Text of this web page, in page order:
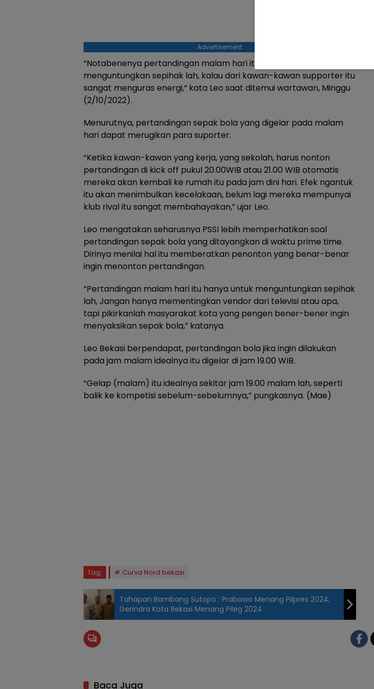
Advertisement
“Notabenenya pertandingan malam hari itu hanya untuk
menguntungkan sepihak lah, kalau dari kawan-kawan supporter itu
sangat menguras energi,“ kata Leo saat ditemui wartawan, Minggu
(2/10/2022).
Menurutnya, pertandingan sepak bola yang digelar pada malam
hari dapat merugikan para suporter.
“Ketika kawan-kawan yang kerja, yang sekolah, harus nonton
pertandingan di kick off pukul 20.00WIB atau 21.00 WIB otomatis
mereka akan kembali ke rumah itu pada jam dini hari. Efek ngantuk
itu akan menimbulkan kecelakaan, belum lagi mereka mempunyai
klub rival itu sangat membahayakan,” ujar Leo.
Leo mengatakan seharusnya PSSI lebih memperhatikan soal
pertandingan sepak bola yang ditayangkan di waktu prime time.
Dirinya menilai hal itu memberatkan penonton yang benar-benar
ingin menonton pertandingan.
“Pertandingan malam hari itu hanya untuk menguntungkan sepihak
lah, Jangan hanya mementingkan vendor dari televisi atau apa,
tapi pikirkanlah masyarakat kota yang pengen bener-bener ingin
menyaksikan sepak bola,” katanya.
Leo Bekasi berpendapat, pertandingan bola jika ingin dilakukan
pada jam malam idealnya itu digelar di jam 19.00 WIB.
“Gelap (malam) itu idealnya sekitar jam 19.00 malam lah, seperti
balik ke kompetisi sebelum-sebelumnya,” pungkasnya. (Mae)
Tag: Curva Nord bekasi
Tahapan Bambang Sutopo : Prabowo Menang Pilpres 2024,
Gerindra Kota Bekasi Menang Pileg 2024
Baca Juga